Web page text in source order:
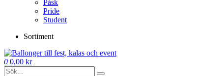
Påsk
Pride
Student
Sortiment
0 0,00 kr